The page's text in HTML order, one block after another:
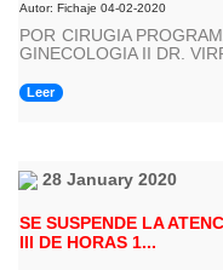
Autor: Fichaje 04-02-2020
POR CIRUGIA
GINECOLOGIA II DR.
Leer
28 January 2020
SE SUSPENDE LA
III DE HORAS 1...